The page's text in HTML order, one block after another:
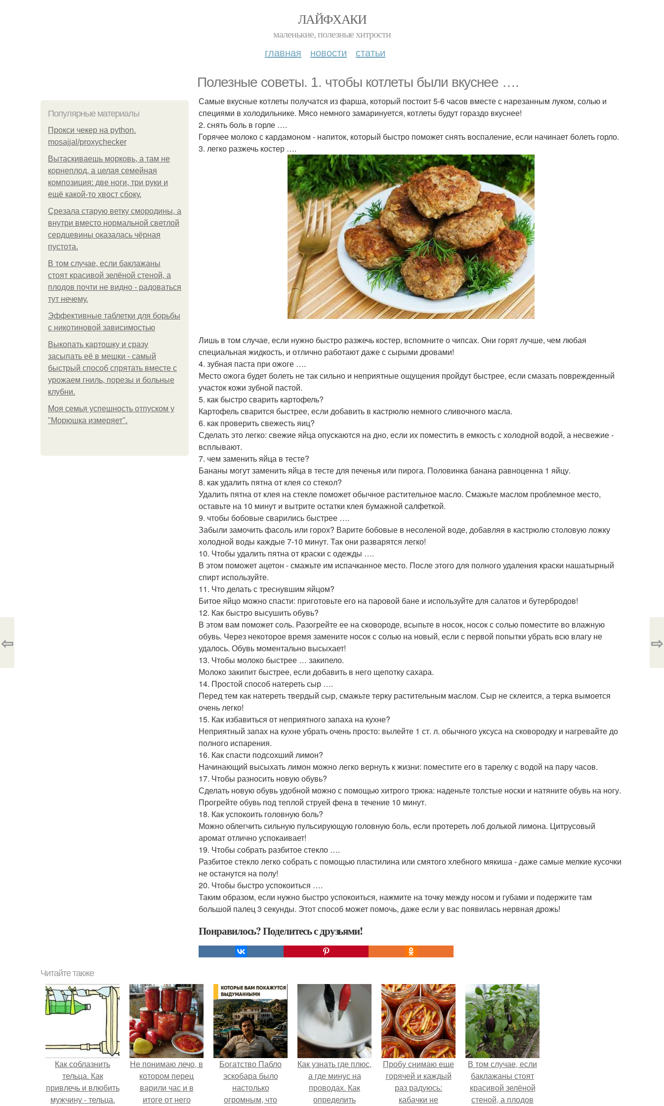
ЛАЙФХАКИ
маленькие, полезные хитрости
главная новости статьи
Полезные советы. 1. чтобы котлеты были вкуснее ….
Популярные материалы
Прокси чекер на python.
mosajjal/proxychecker
Вытаскиваешь морковь, а там не
корнеплод, а целая семейная
композиция: две ноги, три руки и
ещё какой-то хвост сбоку.
Срезала старую ветку смородины, а
внутри вместо нормальной светлой
сердцевины оказалась чёрная
пустота.
В том случае, если баклажаны
стоят красивой зелёной стеной, а
плодов почти не видно - радоваться
тут нечему.
Эффективные таблетки для борьбы
с никотиновой зависимостью
Выкопать картошку и сразу
засыпать её в мешки - самый
быстрый способ спрятать вместе с
урожаем гниль, порезы и больные
клубни.
Моя семья успешность отпуском у
"Морюшка измеряет".
Самые вкусные котлеты получатся из фарша, который постоит 5-6 часов вместе с нарезанным луком, солью и
специями в холодильнике. Мясо немного замаринуется, котлеты будут гораздо вкуснее!
2. снять боль в горле ….
Горячее молоко с кардамоном - напиток, который быстро поможет снять воспаление, если начинает болеть горло.
3. легко разжечь костер ….
Лишь в том случае, если нужно быстро разжечь костер, вспомните о чипсах. Они горят лучше, чем любая
специальная жидкость, и отлично работают даже с сырыми дровами!
4. зубная паста при ожоге ….
Место ожога будет болеть не так сильно и неприятные ощущения пройдут быстрее, если смазать поврежденный
участок кожи зубной пастой.
5. как быстро сварить картофель?
Картофель сварится быстрее, если добавить в кастрюлю немного сливочного масла.
6. как проверить свежесть яиц?
Сделать это легко: свежие яйца опускаются на дно, если их поместить в емкость с холодной водой, а несвежие -
всплывают.
7. чем заменить яйца в тесте?
Бананы могут заменить яйца в тесте для печенья или пирога. Половинка банана равноценна 1 яйцу.
8. как удалить пятна от клея со стекол?
Удалить пятна от клея на стекле поможет обычное растительное масло. Смажьте маслом проблемное место,
оставьте на 10 минут и вытрите остатки клея бумажной салфеткой.
9. чтобы бобовые сварились быстрее ….
Забыли замочить фасоль или горох? Варите бобовые в несоленой воде, добавляя в кастрюлю столовую ложку
холодной воды каждые 7-10 минут. Так они разварятся легко!
10. Чтобы удалить пятна от краски с одежды ….
В этом поможет ацетон - смажьте им испачканное место. После этого для полного удаления краски нашатырный
спирт используйте.
11. Что делать с треснувшим яйцом?
Битое яйцо можно спасти: приготовьте его на паровой бане и используйте для салатов и бутербродов!
12. Как быстро высушить обувь?
В этом вам поможет соль. Разогрейте ее на сковороде, всыпьте в носок, носок с солью поместите во влажную
обувь. Через некоторое время замените носок с солью на новый, если с первой попытки убрать всю влагу не
удалось. Обувь моментально высыхает!
13. Чтобы молоко быстрее … закипело.
Молоко закипит быстрее, если добавить в него щепотку сахара.
14. Простой способ натереть сыр ….
Перед тем как натереть твердый сыр, смажьте терку растительным маслом. Сыр не склеится, а терка вымоется
очень легко!
15. Как избавиться от неприятного запаха на кухне?
Неприятный запах на кухне убрать очень просто: вылейте 1 ст. л. обычного уксуса на сковородку и нагревайте до
полного испарения.
16. Как спасти подсохший лимон?
Начинающий высыхать лимон можно легко вернуть к жизни: поместите его в тарелку с водой на пару часов.
17. Чтобы разносить новую обувь?
Сделать новую обувь удобной можно с помощью хитрого трюка: наденьте толстые носки и натяните обувь на ногу.
Прогрейте обувь под теплой струей фена в течение 10 минут.
18. Как успокоить головную боль?
Можно облегчить сильную пульсирующую головную боль, если протереть лоб долькой лимона. Цитрусовый
аромат отлично успокаивает!
19. Чтобы собрать разбитое стекло ….
Разбитое стекло легко собрать с помощью пластилина или смятого хлебного мякиша - даже самые мелкие кусочки
не останутся на полу!
20. Чтобы быстро успокоиться ….
Таким образом, если нужно быстро успокоиться, нажмите на точку между носом и губами и подержите там
большой палец 3 секунды. Этот способ может помочь, даже если у вас появилась нервная дрожь!
Понравилось? Поделитесь с друзьями!
⇦ ⇨
Читайте также
Как соблазнить
тельца. Как
привлечь и влюбить
мужчину - тельца.
Не понимаю лечо, в
котором перец
варили час и в
итоге от него
Богатство Пабло
эскобара было
настолько
огромным, что
Как узнать где плюс,
а где минус на
проводах. Как
определить
Пробу снимаю еще
горячей и каждый
раз радуюсь:
кабачки не
В том случае, если
баклажаны стоят
красивой зелёной
стеной, а плодов